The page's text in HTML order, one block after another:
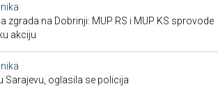
zgrada na Dobrinji: MUP RS i MUP KS sprovode
akciju
Sarajevu, oglasila se policija